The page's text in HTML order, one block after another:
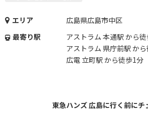
エリア
広島県広島市中区
最寄り駅
アストラム 本通駅 から
アストラム 県庁前駅 か
広電 立町駅 から徒歩1分
東急ハンズ 広島に行く前にチ